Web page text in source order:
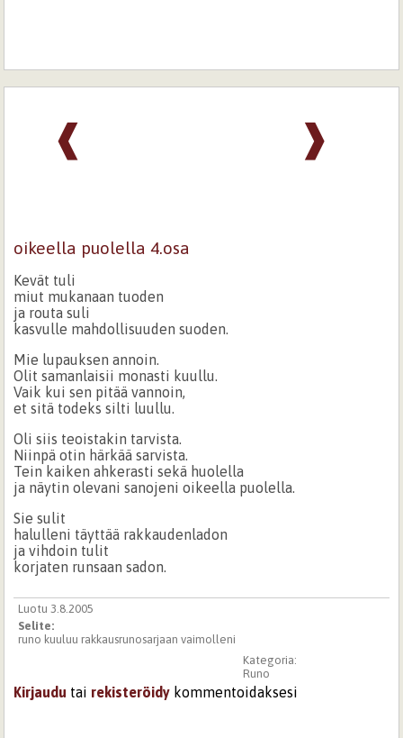
❱
❰
oikeella puolella 4.osa
Kevät tuli
miut mukanaan tuoden
ja routa suli
kasvulle mahdollisuuden suoden.
Mie lupauksen annoin.
Olit samanlaisii monasti kuullu.
Vaik kui sen pitää vannoin,
et sitä todeks silti luullu.
Oli siis teoistakin tarvista.
Niinpä otin härkää sarvista.
Tein kaiken ahkerasti sekä huolella
ja näytin olevani sanojeni oikeella puolella.
Sie sulit
halulleni täyttää rakkaudenladon
ja vihdoin tulit
korjaten runsaan sadon.
Luotu 3.8.2005
Selite:
runo kuuluu rakkausrunosarjaan vaimolleni
Kategoria:
Runo
Kirjaudu tai rekisteröidy kommentoidaksesi